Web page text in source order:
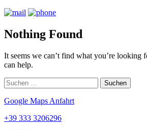
Nothing Found
It seems we can’t find what you’re looking
can help.
Suchen
nach:
Google Maps Anfahrt
+39 333 3206296